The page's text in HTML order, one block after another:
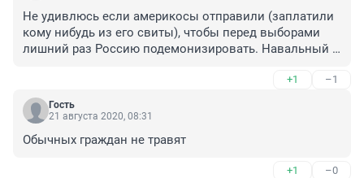
Не удивлюсь если америкосы отправили (заплатили
кому нибудь из его свиты), чтобы перед выборами
лишний раз Россию подемонизировать. Навальный -
выгоден, для создания видимости оппозиции, Жирик
стар уже стал, нужна замена, а тут бам и отравили,
помрет, придется другого выращивать.
+1 –1
Гость
21 августа 2020, 08:31
Обычных граждан не травят
+1 –0